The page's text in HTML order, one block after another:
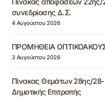
συνεδρίασης Δ.Σ.
4 Αυγούστου 2026
ΠΡΟΜΗΘΕΙΑ
3 Αυγούστου 2026
Πίνακας Θεμάτων 28ης/
Δημοτικής Επιτροπής